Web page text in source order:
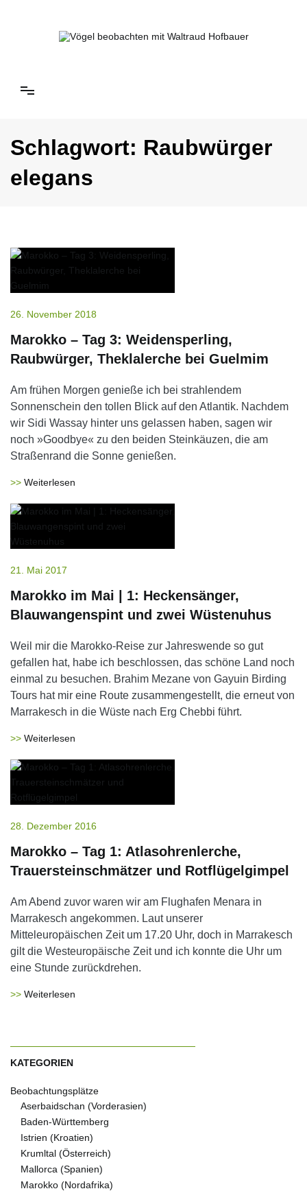
Schlagwort: Raubwürger
elegans
26. November 2018
Marokko – Tag 3: Weidensperling,
Raubwürger, Theklalerche bei Guelmim
Am frühen Morgen genieße ich bei strahlendem
Sonnenschein den tollen Blick auf den Atlantik. Nachdem
wir Sidi Wassay hinter uns gelassen haben, sagen wir
noch »Goodbye« zu den beiden Steinkäuzen, die am
Straßenrand die Sonne genießen.
Weiterlesen
21. Mai 2017
Marokko im Mai | 1: Heckensänger,
Blauwangenspint und zwei Wüstenuhus
Weil mir die Marokko-Reise zur Jahreswende so gut
gefallen hat, habe ich beschlossen, das schöne Land noch
einmal zu besuchen. Brahim Mezane von Gayuin Birding
Tours hat mir eine Route zusammengestellt, die erneut von
Marrakesch in die Wüste nach Erg Chebbi führt.
Weiterlesen
28. Dezember 2016
Marokko – Tag 1: Atlasohrenlerche,
Trauersteinschmätzer und Rotflügelgimpel
Am Abend zuvor waren wir am Flughafen Menara in
Marrakesch angekommen. Laut unserer
Mitteleuropäischen Zeit um 17.20 Uhr, doch in Marrakesch
gilt die Westeuropäische Zeit und ich konnte die Uhr um
eine Stunde zurückdrehen.
Weiterlesen
KATEGORIEN
Beobachtungsplätze
Aserbaidschan (Vorderasien)
Baden-Württemberg
Istrien (Kroatien)
Krumltal (Österreich)
Mallorca (Spanien)
Marokko (Nordafrika)